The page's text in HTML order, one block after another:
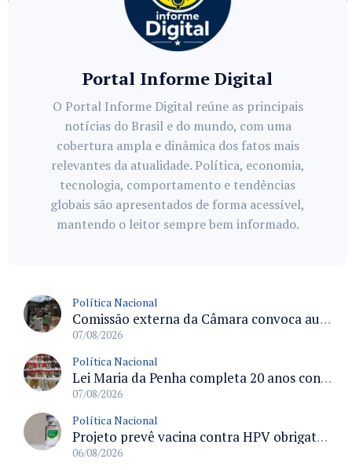
Portal Informe Digital
O Portal Informe Digital reúne as principais
notícias do Brasil e do mundo, com uma
cobertura ampla e dinâmica dos fatos mais
relevantes da atualidade. Política, economia,
tecnologia, comportamento e tendências
globais são apresentados de forma acessível,
mantendo o leitor sempre bem informado.
Política Nacional
Comissão externa da Câmara convoca audiência pública sobre chuvas na Zona da Mata de Minas Gerais e impactos em Juiz de Fora
07/08/2026
Política Nacional
Lei Maria da Penha completa 20 anos consolidada como norma de proteção e medidas protetivas no Brasil
07/08/2026
Política Nacional
Projeto prevê vacina contra HPV obrigatória e testes moleculares para rastreamento do câncer do colo do útero
06/08/2026